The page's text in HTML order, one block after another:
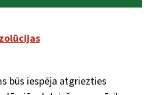
būs iespēja atgriezties